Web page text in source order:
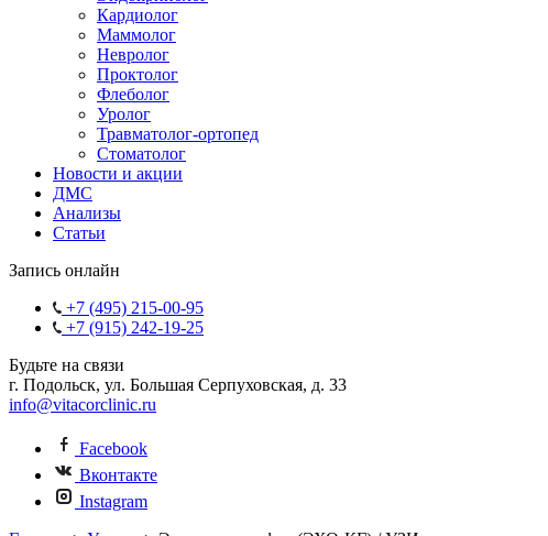
Кардиолог
Маммолог
Невролог
Проктолог
Флеболог
Уролог
Травматолог-ортопед
Стоматолог
Новости и акции
ДМС
Анализы
Статьи
Запись онлайн
+7 (495) 215-00-95
+7 (915) 242-19-25
Будьте на связи
г. Подольск, ул. Большая Серпуховская, д. 33
info@vitacorclinic.ru
Facebook
Вконтакте
Instagram